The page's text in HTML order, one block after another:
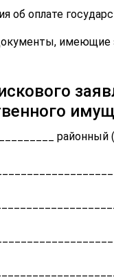
об оплате
имеющие
районный